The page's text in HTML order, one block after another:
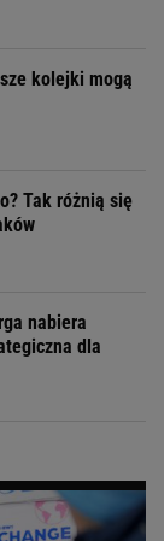
kolejki mogą
Tak różnią się
nabiera
dla